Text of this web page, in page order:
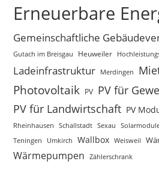
Erneuerbare
Gemeinschaftliche
Gutach im Breisgau
Heuweiler
Ladeinfrastruktur Merdingen
Photovoltaik PV PV für
PV für Landwirtschaft PV
Rheinhausen
Schallstadt Sexau
Teningen
Umkirch Wallbox Weisweil
Wärmepumpen Zählerschrank